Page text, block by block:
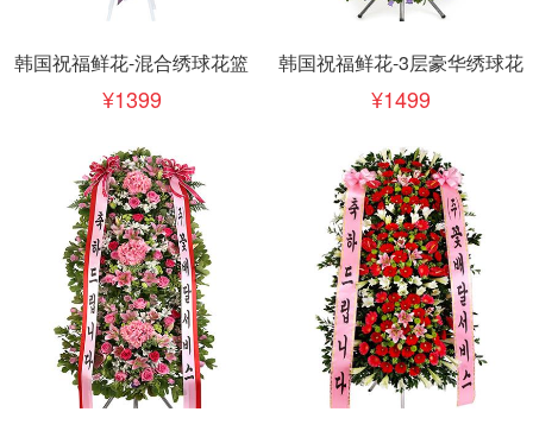
韩国祝福鲜花-混合绣球花篮
1399
韩国祝福鲜花-3层豪华绣球花
1499